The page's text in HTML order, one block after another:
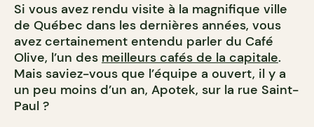
Si vous avez rendu visite à la magnifique ville
de Québec dans les dernières années, vous
avez certainement entendu parler du Café
Olive, l’un des meilleurs cafés de la capitale.
Mais saviez-vous que l’équipe a ouvert, il y a
un peu moins d’un an, Apotek, sur la rue Saint-
Paul ?